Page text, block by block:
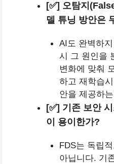
[✅] 오탐지
델 튜닝 방안은
AI도 완벽하
시 그 원인을
변화에 맞춰
하고 재학습
안을 제공하
[✅] 기존 보안
이 용이한가?
FDS는 독립
아닙니다. 기